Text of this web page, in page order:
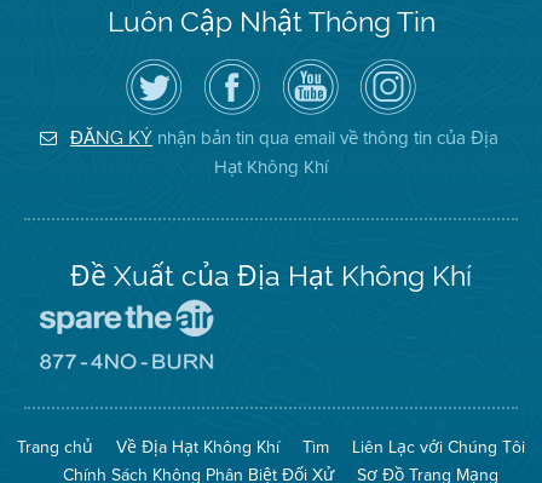
Luôn Cập Nhật Thông Tin
Hãy
theo
dõi
Địa
Hạt
Không
Truy
cập
Trang
Facebook
của
Địa
Hạt
Kênh
YouTube
của
Địa
Hạt
Không
Khí
Air
District
on
Instagram
ĐĂNG KÝ nhận bản tin qua email về thông tin của Địa
Hạt Không Khí
Đề Xuất của Địa Hạt Không Khí
The
(Bảo
Toàn
Mạng
No
Burn
Trang chủ Về Địa Hạt Không Khí Tìm
Liên Lạc với Chúng Tôi
Chính Sách Không Phân Biệt Đối Xử
Sơ Đồ Trang Mạng